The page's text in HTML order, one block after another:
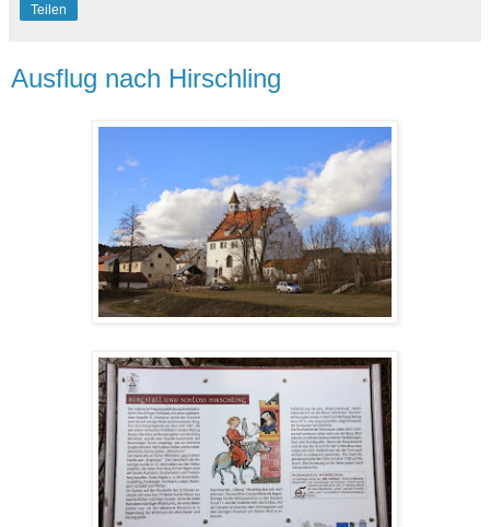
Teilen
Ausflug nach Hirschling